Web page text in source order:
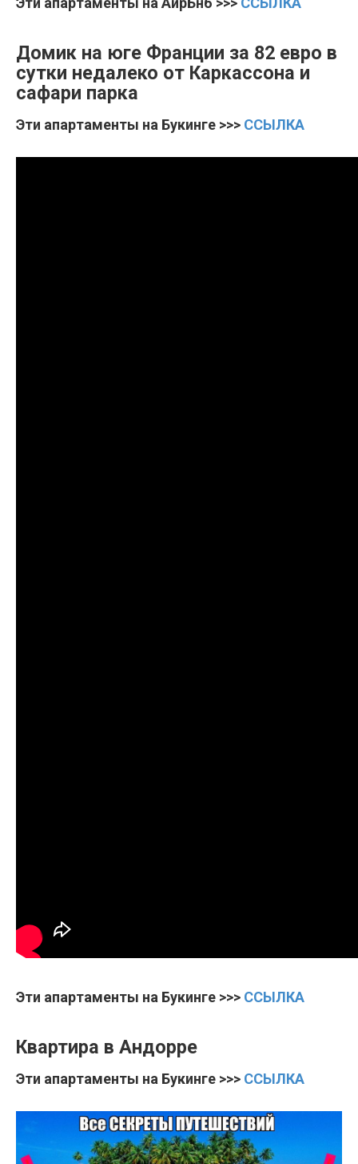
Домик на юге Франции за 82 евро в
сутки недалеко от Каркассона и
сафари парка
Эти апартаменты на Букинге >>> ССЫЛКА
Эти апартаменты на Букинге >>> ССЫЛКА
Квартира в Андорре
Эти апартаменты на Букинге >>> ССЫЛКА